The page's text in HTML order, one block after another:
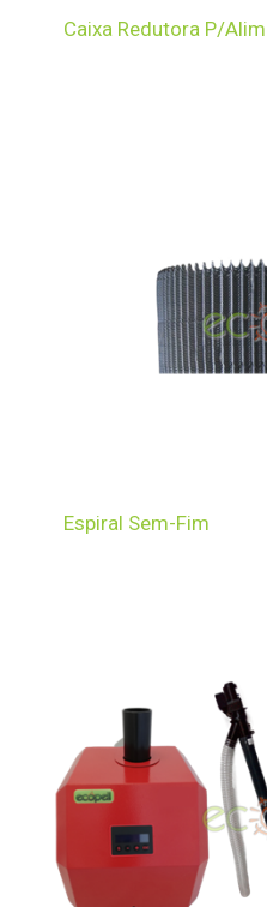
Caixa Redutora P/
Espiral Sem-Fim